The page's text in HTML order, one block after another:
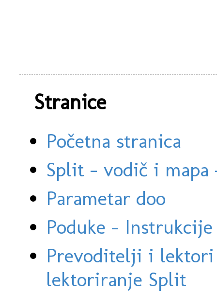
Stranice
Početna stranica
Split - vodič i
Parametar doo
Poduke -
Prevoditelji i
lektoriranje Split